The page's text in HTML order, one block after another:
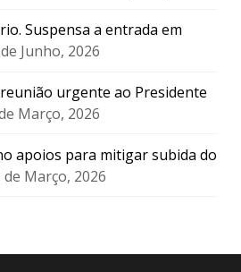
Suspensa a entrada em
Junho, 2026
urgente ao Presidente
Março, 2026
apoios para mitigar subida do
de Março, 2026